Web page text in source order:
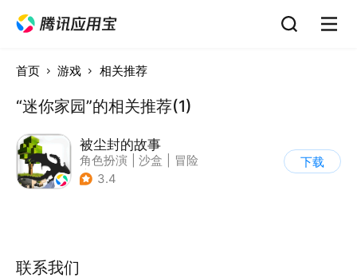
首页 游戏 相关推荐
“迷你家园”的相关推荐(1)
被尘封的故事
角色扮演 沙盒
冒险
| 开放世界
3.4
下载
联系我们